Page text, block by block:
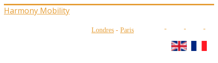
Harmony Mobility
Londres - Paris